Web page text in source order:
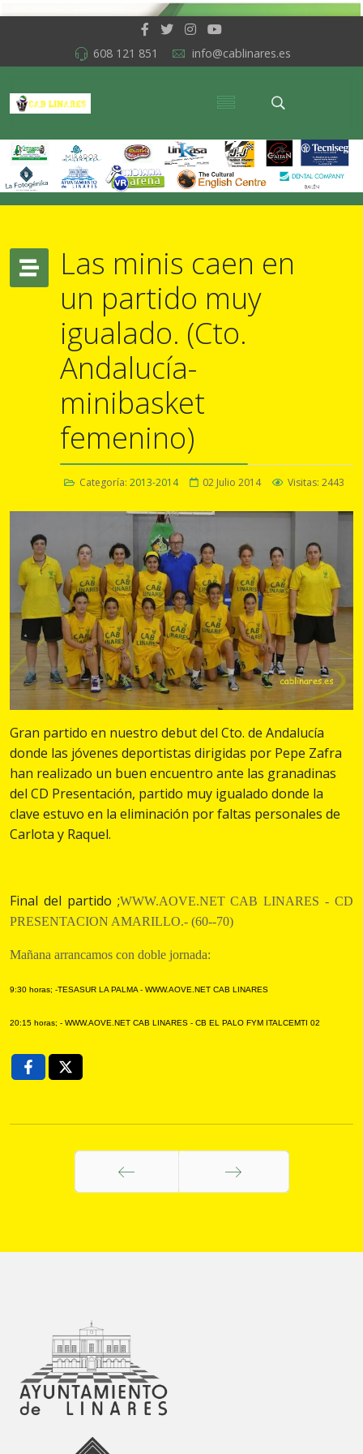
608 121 851 info@cablinares.es
Las minis caen en
un partido muy
igualado. (Cto.
Andalucía-
minibasket
femenino)
Categoría: 2013-2014 02 Julio 2014 Visitas: 2443
Gran partido en nuestro debut del Cto. de Andalucía
donde las jóvenes deportistas dirigidas por Pepe Zafra
han realizado un buen encuentro ante las granadinas
del CD Presentación, partido muy igualado donde la
clave estuvo en la eliminación por faltas personales de
Carlota y Raquel.
Final del partido ;WWW.AOVE.NET CAB LINARES - CD
PRESENTACION AMARILLO.- (60--70)
Mañana arrancamos con doble jornada:
9:30 horas; -TESASUR LA PALMA - WWW.AOVE.NET CAB LINARES
20:15 horas; - WWW.AOVE.NET CAB LINARES - CB EL PALO FYM ITALCEMTI 02